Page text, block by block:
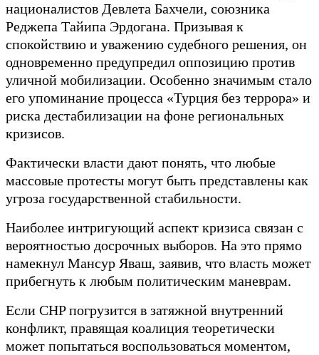
националистов Девлета Бахчели, союзника
Реджепа Тайипа Эрдогана. Призывая к
спокойствию и уважению судебного решения, он
одновременно предупредил оппозицию против
уличной мобилизации. Особенно значимым стало
его упоминание процесса «Турция без террора» и
риска дестабилизации на фоне региональных
кризисов.
Фактически власти дают понять, что любые
массовые протесты могут быть представлены как
угроза государственной стабильности.
Наиболее интригующий аспект кризиса связан с
вероятностью досрочных выборов. На это прямо
намекнул Мансур Яваш, заявив, что власть может
прибегнуть к любым политическим маневрам.
Если CHP погрузится в затяжной внутренний
конфликт, правящая коалиция теоретически
может попытаться воспользоваться моментом,